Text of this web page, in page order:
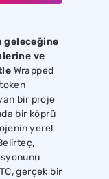
geleceğine
ve
Wrapped
bir proje
bir köprü
yerel
gerçek bir